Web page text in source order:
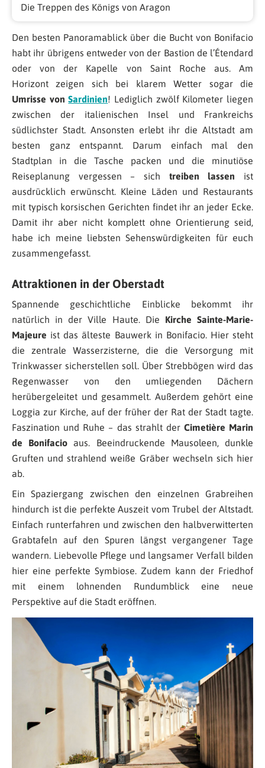
Die Treppen des Königs von Aragon
Den besten Panoramablick über die Bucht von Bonifacio
habt ihr übrigens entweder von der Bastion de l’Étendard
oder von der Kapelle von Saint Roche aus. Am
Horizont zeigen sich bei klarem Wetter sogar die
Umrisse vonSardinien! Lediglich zwölf Kilometer liegen
zwischen der italienischen Insel und Frankreichs
südlichster Stadt. Ansonsten erlebt ihr die Altstadt am
besten ganz entspannt. Darum einfach mal den
Stadtplan in die Tasche packen und die minutiöse
Reiseplanung vergessen – sich treiben lassen ist
ausdrücklich erwünscht. Kleine Läden und Restaurants
mit typisch korsischen Gerichten findet ihr an jeder Ecke.
Damit ihr aber nicht komplett ohne Orientierung seid,
habe ich meine liebsten Sehenswürdigkeiten für euch
zusammengefasst.
Attraktionen in der Oberstadt
Spannende geschichtliche Einblicke bekommt ihr
natürlich in der Ville Haute. Die Kirche Sainte-Marie-
Majeure ist das älteste Bauwerk in Bonifacio. Hier steht
die zentrale Wasserzisterne, die die Versorgung mit
Trinkwasser sicherstellen soll. Über Strebbögen wird das
Regenwasser von den umliegenden Dächern
herübergeleitet und gesammelt. Außerdem gehört eine
Loggia zur Kirche, auf der früher der Rat der Stadt tagte.
Faszination und Ruhe – das strahlt der Cimetière Marin
de Bonifacio aus. Beeindruckende Mausoleen, dunkle
Gruften und strahlend weiße Gräber wechseln sich hier
ab.
Ein Spaziergang zwischen den einzelnen Grabreihen
hindurch ist die perfekte Auszeit vom Trubel der Altstadt.
Einfach runterfahren und zwischen den halbverwitterten
Grabtafeln auf den Spuren längst vergangener Tage
wandern. Liebevolle Pflege und langsamer Verfall bilden
hier eine perfekte Symbiose. Zudem kann der Friedhof
mit einem lohnenden Rundumblick eine neue
Perspektive auf die Stadt eröffnen.